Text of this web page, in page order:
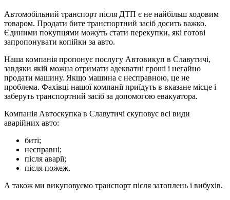
Автомобільний транспорт після ДТП є не найбільш ходовим
товаром. Продати бите транспортний засіб досить важко.
Єдиними покупцями можуть стати перекупки, які готові
запропонувати копійки за авто.
Наша компанія пропонує послугу Автовикуп в Славутичі,
завдяки якій можна отримати адекватні гроші і негайно
продати машину. Якщо машина є несправною, це не
проблема. Фахівці нашої компанії приїдуть в вказане місце і
заберуть транспортний засіб за допомогою евакуатора.
Компанія Автоскупка в Славутичі скуповує всі види
аварійних авто:
биті;
несправні;
після аварії;
після пожеж.
А також ми викуповуємо транспорт після затоплень і вибухів.